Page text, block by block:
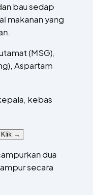
bau sedap
makanan yang
(MSG),
Aspartam
kebas
Klik →
dua
secara